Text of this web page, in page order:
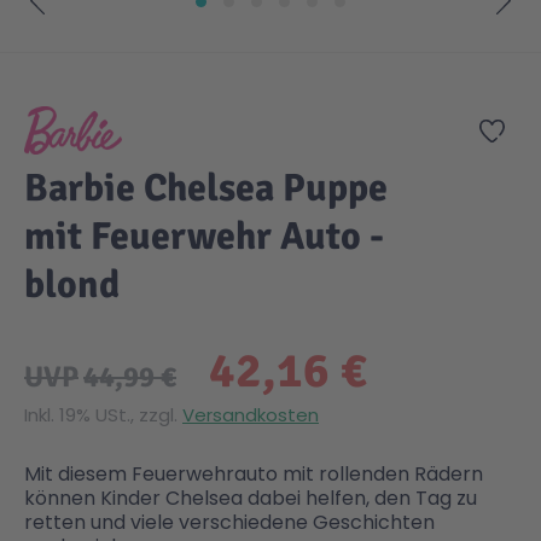
Sicherheit
Krimi / Thriller
Liebesromane
Sachbücher / Wissen
Zeit & Reise
Kuscheltiere
Puppen & Puppenzubehör
Puzzle & Legespiele
Holzspielwaren
Kreativ
DC Comics™ Super Heroes
Disney
DUPLO®
Friends
Harry Potter™
Country
Fairies
Family Fun
Figures
Heroes
Zur
Barbie Chelsea Puppe
mit Feuerwehr Auto -
blond
42,16 €
UVP44,99 €
Inkl. 19% USt., zzgl. Versandkosten
Mit diesem Feuerwehrauto mit rollenden Rädern
können Kinder Chelsea dabei helfen, den Tag zu
retten und viele verschiedene Geschichten